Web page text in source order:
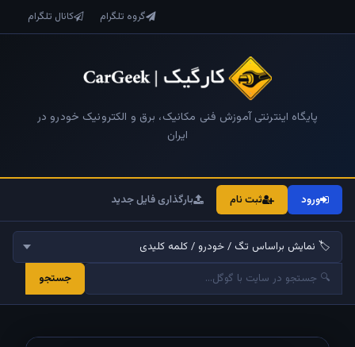
گروه تلگرام کانال تلگرام
پایگاه اینترنتی آموزش فنی مکانیک، برق و الکترونیک خودرو در
ایران
ورود ثبت نام بارگذاری فایل جدید
جستجو